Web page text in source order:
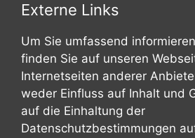
Externe Links
Um Sie umfassend
finden Sie auf unseren
Internetseiten anderer
weder Einfluss auf Inhalt und
auf die Einhaltung der
Datenschutzbestimmungen